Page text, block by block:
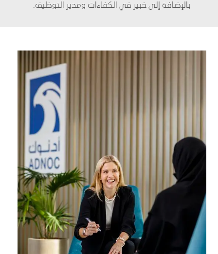
بالإضافة إلى خبير في الكفاءات ومدير التوظيف.